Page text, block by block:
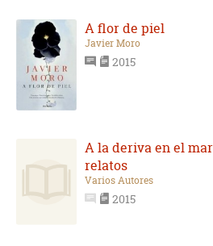
A flor de piel
Javier Moro
2015
A la deriva en el
relatos
Varios Autores
2015